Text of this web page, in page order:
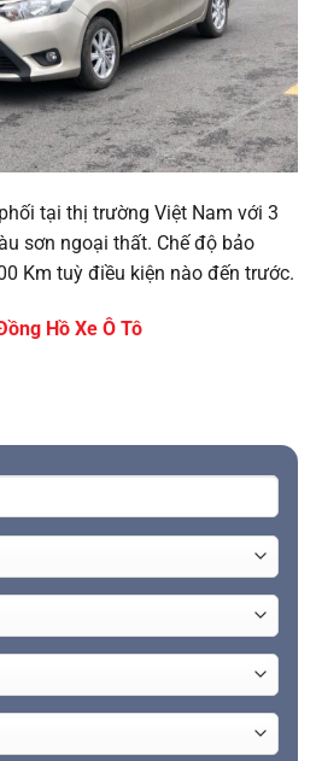
tại thị trường Việt Nam với 3
sơn ngoại thất. Chế độ bảo
Km tuỳ điều kiện nào đến trước.
Hồ Xe Ô Tô